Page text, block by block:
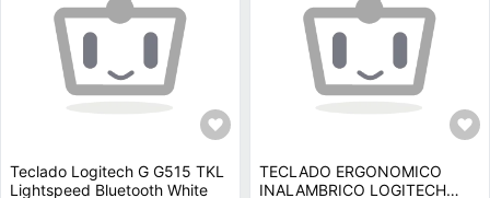
Teclado Logitech G G515 TKL
Lightspeed Bluetooth White
TECLADO ERGONOMICO
INALAMBRICO LOGITECH